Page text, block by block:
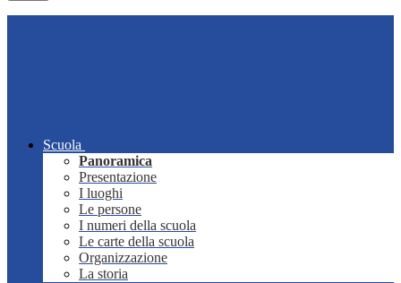
Scuola
Panoramica
Presentazione
I luoghi
Le persone
I numeri della scuola
Le carte della scuola
Organizzazione
La storia